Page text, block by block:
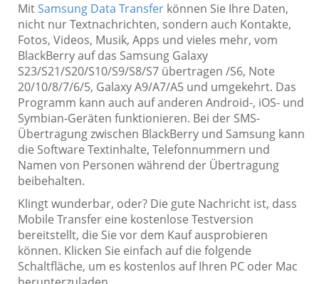
MitSamsung Data Transfer können Sie Ihre Daten,
nicht nur Textnachrichten, sondern auch Kontakte,
Fotos, Videos, Musik, Apps und vieles mehr, vom
BlackBerry auf das Samsung Galaxy
S23/S21/S20/S10/S9/S8/S7 übertragen /S6, Note
20/10/8/7/6/5, Galaxy A9/A7/A5 und umgekehrt. Das
Programm kann auch auf anderen Android-, iOS- und
Symbian-Geräten funktionieren. Bei der SMS-
Übertragung zwischen BlackBerry und Samsung kann
die Software Textinhalte, Telefonnummern und
Namen von Personen während der Übertragung
beibehalten.
Klingt wunderbar, oder? Die gute Nachricht ist, dass
Mobile Transfer eine kostenlose Testversion
bereitstellt, die Sie vor dem Kauf ausprobieren
können. Klicken Sie einfach auf die folgende
Schaltfläche, um es kostenlos auf Ihren PC oder Mac